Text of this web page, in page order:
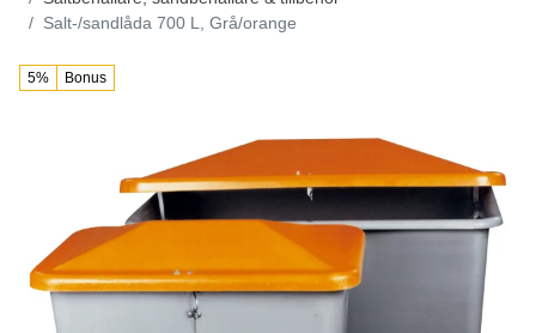
Salt-/sandlåda 700 L, Grå/orange
5% Bonus